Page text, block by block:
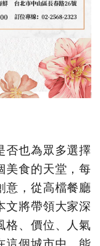
否也為眾多選擇
美食的天堂，每
意，從高檔餐廳
文將帶領大家深
格、價位、人氣